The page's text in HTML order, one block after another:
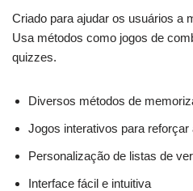
Criado para ajudar os usuários a
Usa métodos como jogos de
quizzes.
Diversos métodos de
Jogos interativos para reforçar
Personalização de listas de
Interface fácil e intuitiva